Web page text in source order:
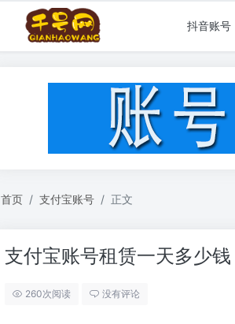
抖音账号
首页 支付宝账号 正文
支付宝账号租赁一天多少
260次阅读 没有评论